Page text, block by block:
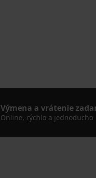
Výmena a vrátenie
Online, rýchlo a jednoducho